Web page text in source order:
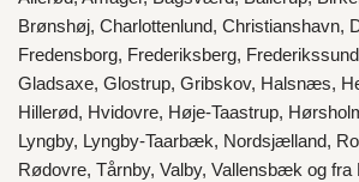
Brønshøj, Charlottenlund, Christianshavn,
Fredensborg, Frederiksberg, Frederikssund
Gladsaxe, Glostrup, Gribskov, Halsnæs,
Hillerød, Hvidovre, Høje-Taastrup,
Lyngby, Lyngby-Taarbæk, Nordsjælland,
Rødovre, Tårnby, Valby, Vallensbæk og fra